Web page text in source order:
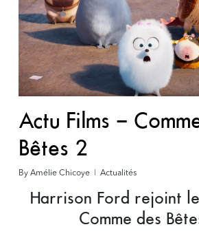
Actu Films –
Bêtes 2
By Amélie Chicoye Actualités
Harrison Ford rejoint
Comme des